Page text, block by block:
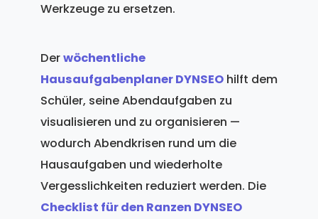
Werkzeuge zu ersetzen.
Derwöchentliche
Hausaufgabenplaner DYNSEOhilft dem
Schüler, seine Abendaufgaben zu
visualisieren und zu organisieren —
wodurch Abendkrisen rund um die
Hausaufgaben und wiederholte
Vergesslichkeiten reduziert werden. Die
Checklist für den Ranzen DYNSEO